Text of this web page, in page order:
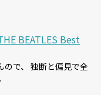
BEATLES Best
ので、 独断と偏見で全